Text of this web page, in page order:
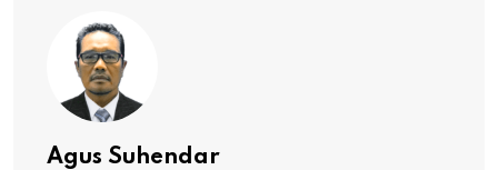
Agus Suhendar